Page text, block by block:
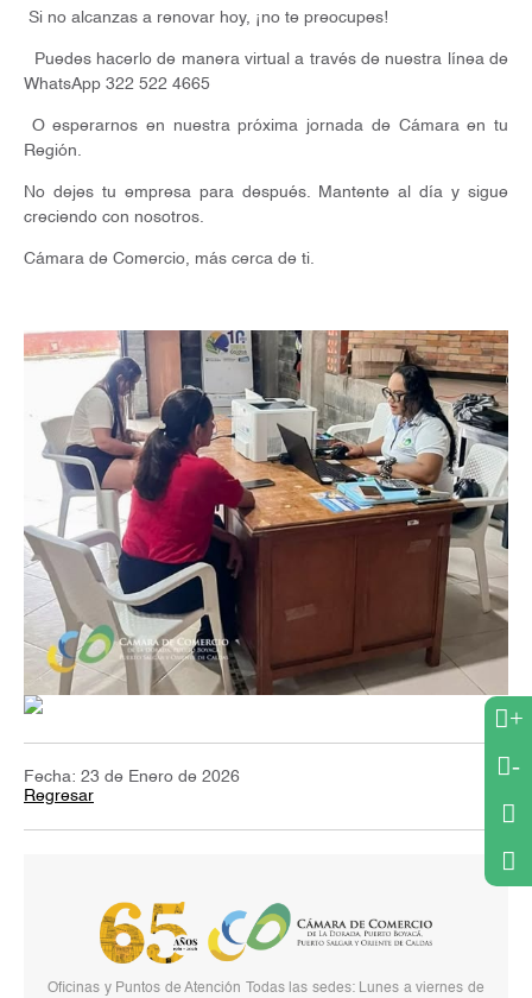
Si no alcanzas a renovar hoy, ¡no te preocupes!
Puedes hacerlo de manera virtual a través de nuestra línea de
WhatsApp 322 522 4665
O esperarnos en nuestra próxima jornada de Cámara en tu
Región.
No dejes tu empresa para después. Mantente al día y sigue
creciendo con nosotros.
Cámara de Comercio, más cerca de ti.
Fecha: 23 de Enero de 2026
Regresar
+
-
Oficinas y Puntos de Atención Todas las sedes: Lunes a viernes de